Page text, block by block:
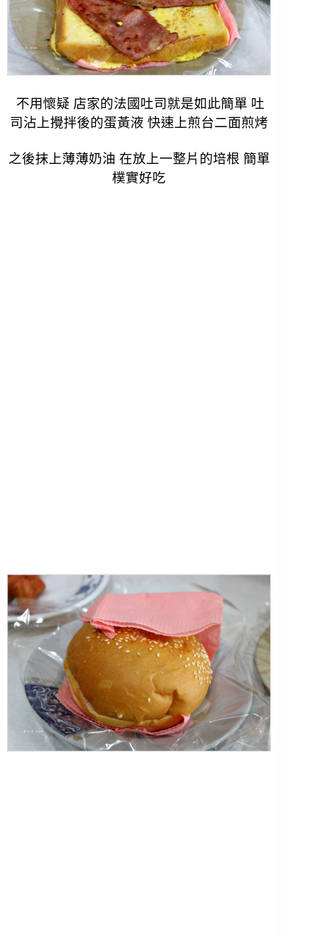
不用懷疑 店家的法國吐司就是如此簡單 吐
司沾上攪拌後的蛋黃液 快速上煎台二面煎烤
之後抹上薄薄奶油 在放上一整片的培根 簡單
樸實好吃